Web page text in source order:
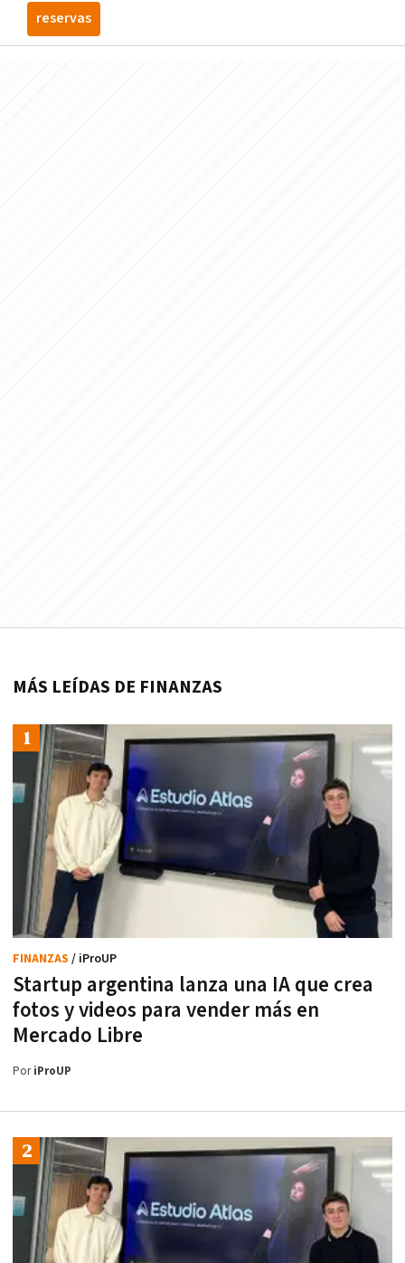
reservas
MÁS LEÍDAS DE FINANZAS
Startup argentina lanza una IA que crea
fotos y videos para vender más en
Mercado Libre
FINANZAS / iProUP
PoriProUP